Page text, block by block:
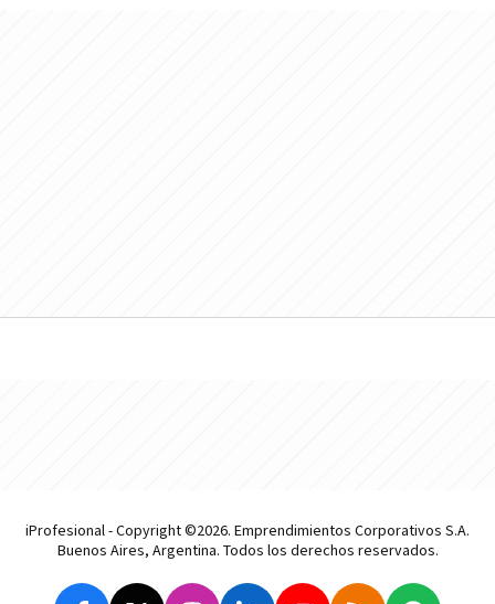
iProfesional - Copyright ©2026. Emprendimientos Corporativos S.A.
Buenos Aires, Argentina. Todos los derechos reservados.